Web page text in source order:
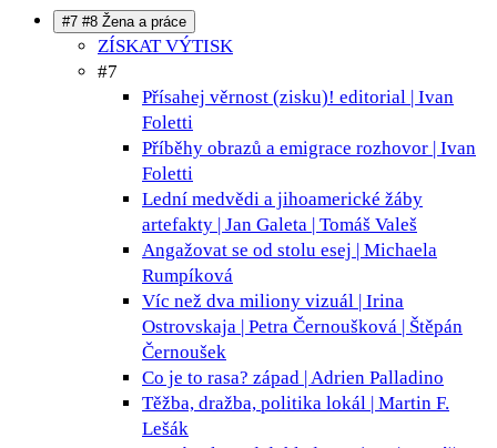
#7 #8 Žena a práce
ZÍSKAT VÝTISK
#7
Přísahej věrnost (zisku)! editorial | Ivan
Foletti
Příběhy obrazů a emigrace rozhovor | Ivan
Foletti
Lední medvědi a jihoamerické žáby
artefakty | Jan Galeta | Tomáš Valeš
Angažovat se od stolu esej | Michaela
Rumpíková
Víc než dva miliony vizuál | Irina
Ostrovskaja | Petra Černoušková | Štěpán
Černoušek
Co je to rasa? západ | Adrien Palladino
Těžba, dražba, politika lokál | Martin F.
Lešák